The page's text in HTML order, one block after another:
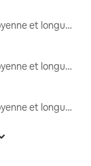
Locations moyenne et longue durée
Locations moyenne et longue durée
Locations moyenne et longue durée